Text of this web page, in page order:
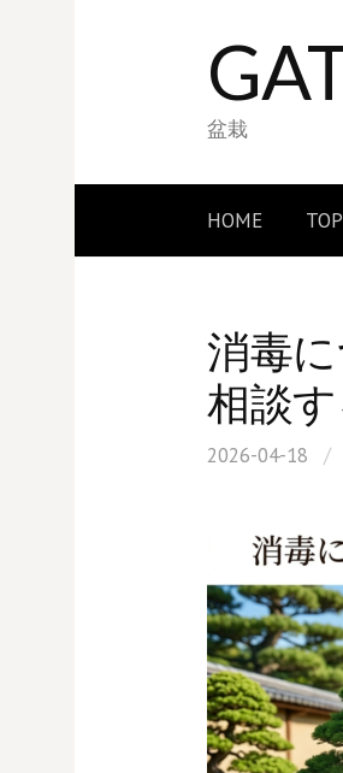
盆栽
HOME TOP
消毒
相談
2026-04-18 /